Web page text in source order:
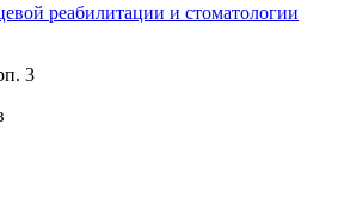
реабилитации и стоматологии
3